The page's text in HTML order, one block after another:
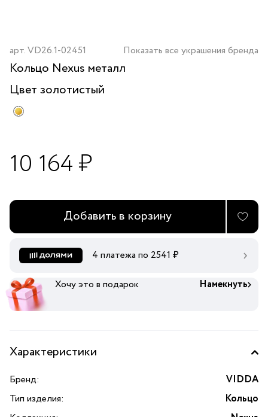
арт.VD26.1-02451 Показать все украшения бренда
Кольцо Nexus металл
Цвет золотистый
10 164 ₽
Добавить в корзину
4 платежа по 2541 ₽
Хочу это в подарок Намекнуть
Характеристики
Бренд:
VIDDA
Тип изделия:
Кольцо